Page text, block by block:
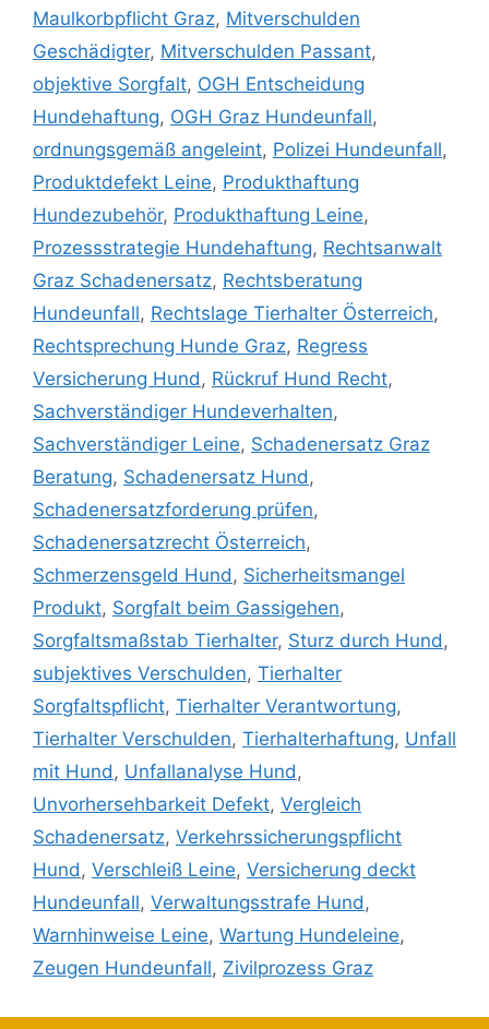
Maulkorbpflicht Graz, Mitverschulden
Geschädigter, Mitverschulden Passant,
objektive Sorgfalt, OGH Entscheidung
Hundehaftung, OGH Graz Hundeunfall,
ordnungsgemäß angeleint, Polizei Hundeunfall,
Produktdefekt Leine, Produkthaftung
Hundezubehör, Produkthaftung Leine,
Prozessstrategie Hundehaftung, Rechtsanwalt
Graz Schadenersatz, Rechtsberatung
Hundeunfall, Rechtslage Tierhalter Österreich,
Rechtsprechung Hunde Graz, Regress
Versicherung Hund, Rückruf Hund Recht,
Sachverständiger Hundeverhalten,
Sachverständiger Leine, Schadenersatz Graz
Beratung, Schadenersatz Hund,
Schadenersatzforderung prüfen,
Schadenersatzrecht Österreich,
Schmerzensgeld Hund, Sicherheitsmangel
Produkt, Sorgfalt beim Gassigehen,
Sorgfaltsmaßstab Tierhalter, Sturz durch Hund,
subjektives Verschulden, Tierhalter
Sorgfaltspflicht, Tierhalter Verantwortung,
Tierhalter Verschulden, Tierhalterhaftung, Unfall
mit Hund, Unfallanalyse Hund,
Unvorhersehbarkeit Defekt, Vergleich
Schadenersatz, Verkehrssicherungspflicht
Hund, Verschleiß Leine, Versicherung deckt
Hundeunfall, Verwaltungsstrafe Hund,
Warnhinweise Leine, Wartung Hundeleine,
Zeugen Hundeunfall, Zivilprozess Graz